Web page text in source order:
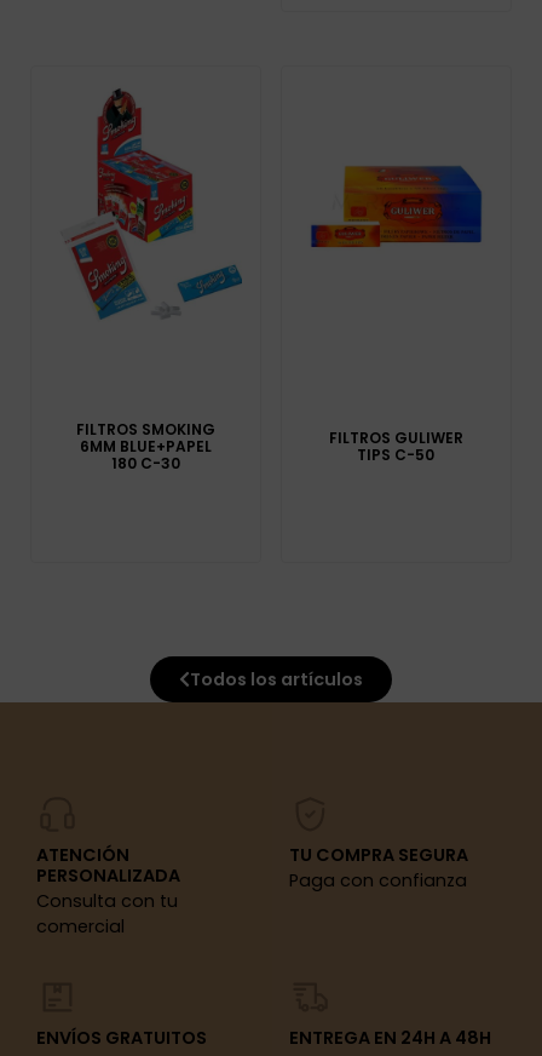
FILTROS SMOKING
6MM BLUE+PAPEL
180 C-30
FILTROS GULIWER
TIPS C-50
Todos los artículos
ATENCIÓN
PERSONALIZADA
Consulta con tu
comercial
TU COMPRA SEGURA
Paga con confianza
ENVÍOS GRATUITOS
ENTREGA EN 24H A 48H